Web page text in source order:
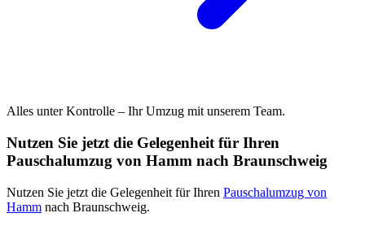
Alles unter Kontrolle – Ihr Umzug mit unserem Team.
Nutzen Sie jetzt die Gelegenheit für Ihren
Pauschalumzug von Hamm nach Braunschweig
Nutzen Sie jetzt die Gelegenheit für Ihren Pauschalumzug von
Hamm nach Braunschweig.